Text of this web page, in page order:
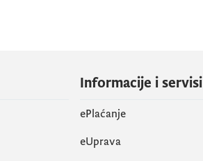
Informacije i servisi
ePlaćanje
eUprava